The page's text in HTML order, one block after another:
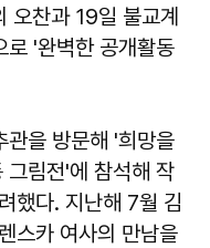
오찬과 19일 불교계
로 '완벽한 공개활동
관을 방문해 '희망을
그림전'에 참석해 작
했다. 지난해 7월 김
스카 여사의 만남을